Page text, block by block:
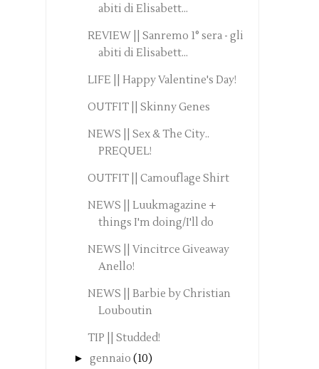
abiti di Elisabett...
REVIEW || Sanremo 1° sera - gli
abiti di Elisabett...
LIFE || Happy Valentine's Day!
OUTFIT || Skinny Genes
NEWS || Sex & The City..
PREQUEL!
OUTFIT || Camouflage Shirt
NEWS || Luukmagazine +
things I'm doing/I'll do
NEWS || Vincitrce Giveaway
Anello!
NEWS || Barbie by Christian
Louboutin
TIP || Studded!
► gennaio (10)